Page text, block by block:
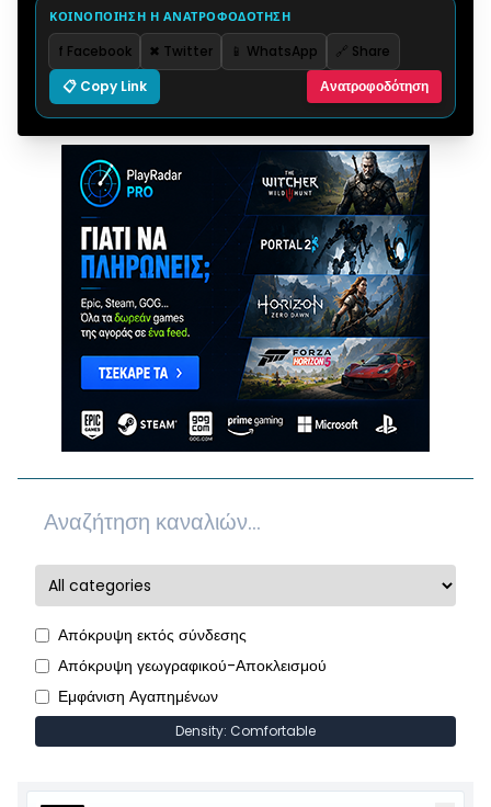
seconds
ΚΟΙΝΟΠΟΙΗΣΗ Η ΑΝΑΤΡΟΦΟΔΟΤΗΣΗ
f Facebook ✖ Twitter 📱 WhatsApp
🔗 Share
📋 Copy Link
Ανατροφοδότηση
Απόκρυψη εκτός σύνδεσης
Απόκρυψη γεωγραφικού-Αποκλεισμού
Εμφάνιση Αγαπημένων
Density: Comfortable